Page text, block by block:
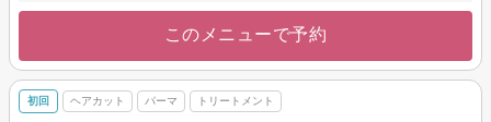
このメニューで予約
初回 ヘアカット パーマ トリートメント